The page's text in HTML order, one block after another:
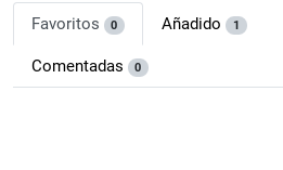
Favoritos 0 Añadido 1
Comentadas 0